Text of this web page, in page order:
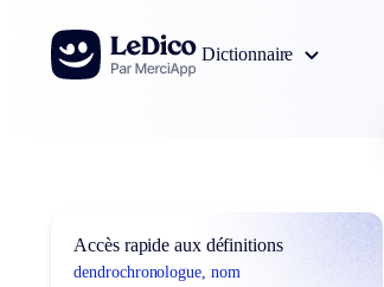
Aller au contenu
Dictionnaire
Accès rapide aux définitions
dendrochronologue, nom